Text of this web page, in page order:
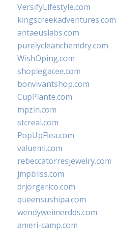
VersifyLifestyle.com
kingscreekadventures.com
antaeuslabs.com
purelycleanchemdry.com
WishOping.com
shoplegacee.com
bonvivantshop.com
CupPlante.com
mpzin.com
stcreal.com
PopUpFlea.com
valueml.com
rebeccatorresjewelry.com
jmpbliss.com
drjorgerico.com
queensushipa.com
wendyweimerdds.com
ameri-camp.com